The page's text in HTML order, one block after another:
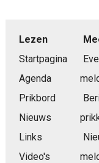
Lezen
Startpagina
Agenda
Prikbord
Nieuws
Links
Video's